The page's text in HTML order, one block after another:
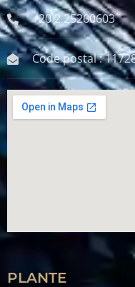
+20 2 25260603
Code postal :
PLANTE